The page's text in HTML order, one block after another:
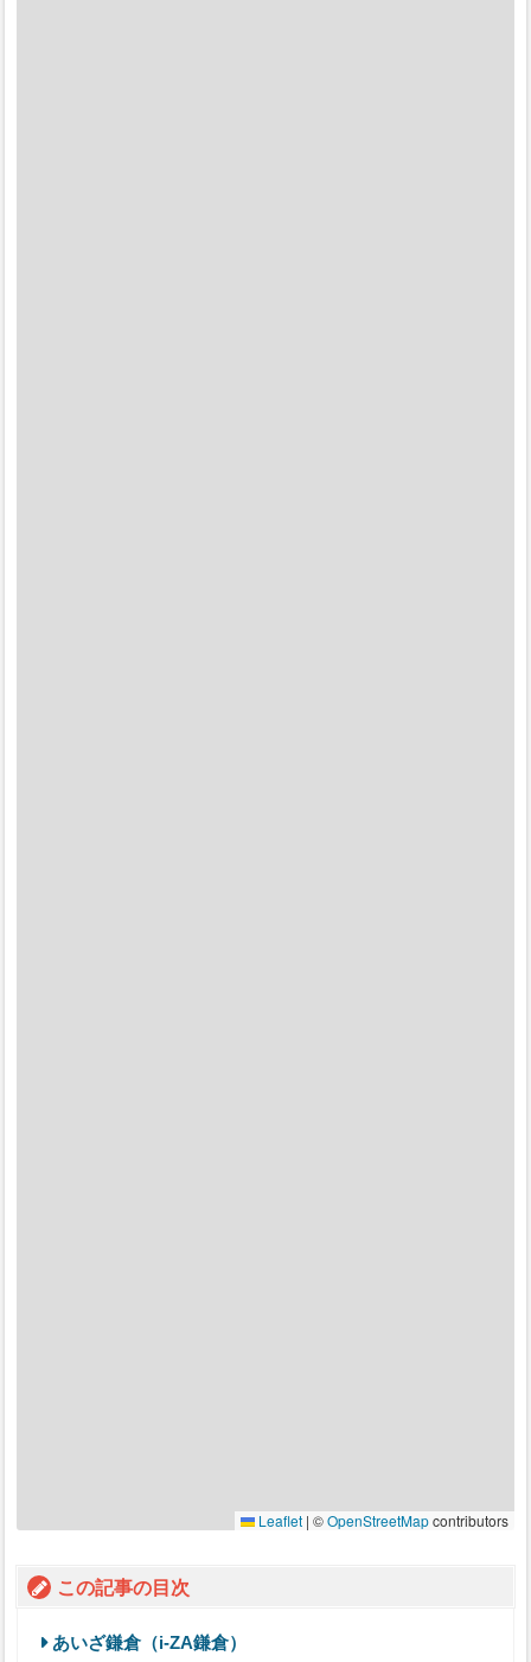
Leaflet | ©OpenStreetMapcontributors
この記事の目次
あいざ鎌倉（i-ZA鎌倉）